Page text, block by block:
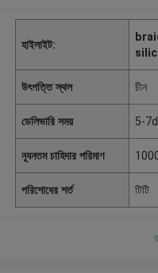
হাইলাইট:
উৎপত্তি স্থল চীন
ডেলিভারি সময় 5-
ন্যূনতম চাহিদার পরিমাণ
পরিশোধের শর্ত টিটি